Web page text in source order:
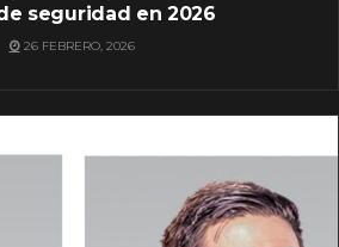
seguridad en 2026
26 FEBRERO, 2026